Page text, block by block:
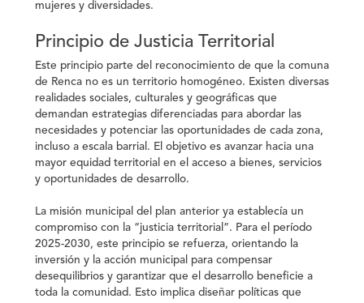
mujeres y diversidades.
Principio de Justicia Territorial
Este principio parte del reconocimiento de que la comuna
de Renca no es un territorio homogéneo. Existen diversas
realidades sociales, culturales y geográficas que
demandan estrategias diferenciadas para abordar las
necesidades y potenciar las oportunidades de cada zona,
incluso a escala barrial. El objetivo es avanzar hacia una
mayor equidad territorial en el acceso a bienes, servicios
y oportunidades de desarrollo.
La misión municipal del plan anterior ya establecía un
compromiso con la “justicia territorial”. Para el período
2025-2030, este principio se refuerza, orientando la
inversión y la acción municipal para compensar
desequilibrios y garantizar que el desarrollo beneficie a
toda la comunidad. Esto implica diseñar políticas que